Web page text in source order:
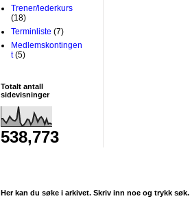
Trener/lederkurs
(18)
Terminliste (7)
Medlemskontingen
t (5)
Totalt antall
sidevisninger
538,773
Her kan du søke i arkivet. Skriv inn noe og trykk søk.